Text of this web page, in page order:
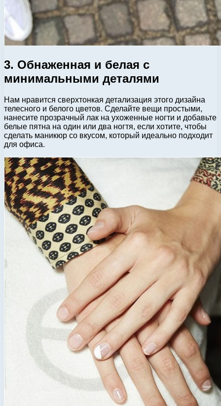
3. Обнаженная и белая с
минимальными деталями
Нам нравится сверхтонкая детализация этого дизайна
телесного и белого цветов. Сделайте вещи простыми,
нанесите прозрачный лак на ухоженные ногти и добавьте
белые пятна на один или два ногтя, если хотите, чтобы
сделать маникюр со вкусом, который идеально подходит
для офиса.